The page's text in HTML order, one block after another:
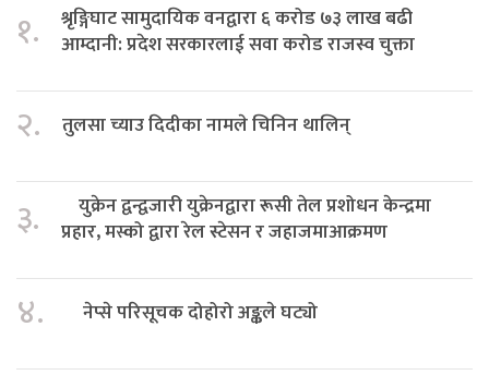
१.
श्रृङ्गिघाट सामुदायिक वनद्वारा ६ करोड ७३ लाख बढी
आम्दानी: प्रदेश सरकारलाई सवा करोड राजस्व चुक्ता
२. तुलसा च्याउ दिदीका नामले चिनिन थालिन्
३.
युक्रेन द्वन्द्वजारी युक्रेनद्वारा रूसी तेल प्रशोधन केन्द्रमा
प्रहार, मस्को द्वारा रेल स्टेसन र जहाजमाआक्रमण
४. नेप्से परिसूचक दोहोरो अङ्कले घट्यो